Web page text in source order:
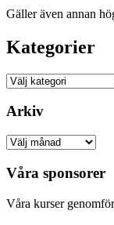
Gäller även annan
Kategorier
Kategorier
Arkiv
Arkiv
Våra sponsorer
Våra kurser